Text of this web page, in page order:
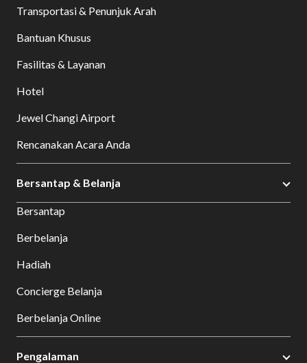
Transportasi & Penunjuk Arah
Bantuan Khusus
Fasilitas & Layanan
Hotel
Jewel Changi Airport
Rencanakan Acara Anda
Bersantap & Belanja
Bersantap
Berbelanja
Hadiah
Concierge Belanja
Berbelanja Online
Pengalaman